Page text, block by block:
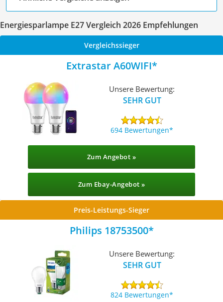
Energiesparlampe E27 Vergleich 2026 Empfehlungen
Vergleichssieger
Extrastar A60WIFI
Unsere Bewertung:
SEHR GUT
694 Bewertungen
Zum Angebot »
Zum Ebay-Angebot »
Preis-Leistungs-Sieger
Philips 18753500
Unsere Bewertung:
SEHR GUT
824 Bewertungen